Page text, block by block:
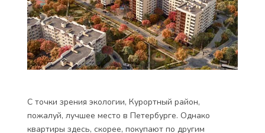
С точки зрения экологии, Курортный район,
пожалуй, лучшее место в Петербурге. Однако
квартиры здесь, скорее, покупают по другим